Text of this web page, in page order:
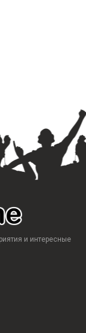
и интересные